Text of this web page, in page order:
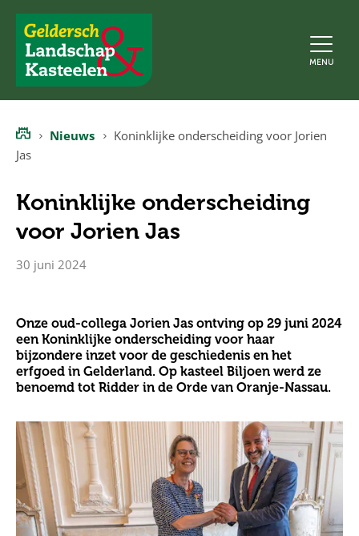
Geldersch
Landschap
en
MENU
Home
Nieuws
Koninklijke onderscheiding voor Jorien
Jas
Koninklijke onderscheiding
voor Jorien Jas
30 juni 2024
Onze oud-collega Jorien Jas ontving op 29 juni 2024
een Koninklijke onderscheiding voor haar
bijzondere inzet voor de geschiedenis en het
erfgoed in Gelderland. Op kasteel Biljoen werd ze
benoemd tot Ridder in de Orde van Oranje-Nassau.